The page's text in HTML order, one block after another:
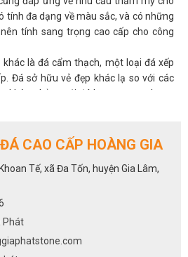
tính đa dạng về màu sắc, và có những
tính sang trọng cao cấp cho công
là đá cẩm thạch, một loại đá xếp
Đá sở hữu vẻ đẹp khác lạ so với các
không bằng với đá hoa cương, nhưng
nên vì vậy không quá chú trọng về
thẩm mỹ hoàn hảo, khác lạ đa dạng về
vân tự nhiên độc lạ, cuốn hút. Về
cầu về tính thẩm mỹ bắt mắt người
ứng rất tốt.
thợ có kỹ thuật cao. Trọng lượng
CAO CẤP HOÀNG GIA
Tế, xã Đa Tốn, huyện Gia Lâm,
Phát